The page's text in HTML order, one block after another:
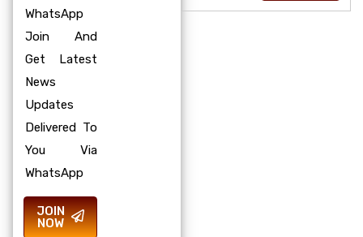
WhatsApp
Join And
Get Latest
News
Updates
Delivered To
You Via
WhatsApp
JOIN
NOW